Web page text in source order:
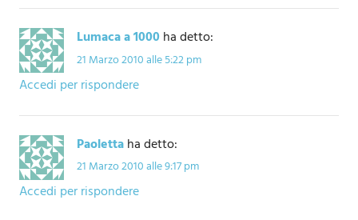
Lumaca a 1000ha detto:
21 Marzo 2010 alle 5:22 pm
Accedi per rispondere
Paolettaha detto:
21 Marzo 2010 alle 9:17 pm
Accedi per rispondere